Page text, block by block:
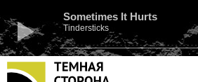
Sometimes It Hurts
Tindersticks